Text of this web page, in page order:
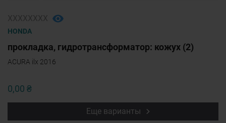
HONDA
прокладка, гидротрансформатор: кожух (2)
ACURA ilx 2016
0,00 ₴
Еще варианты